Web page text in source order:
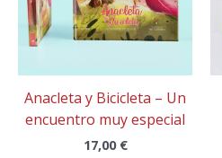
Anacleta y Bicicleta – Un
encuentro muy especial
17,00 €